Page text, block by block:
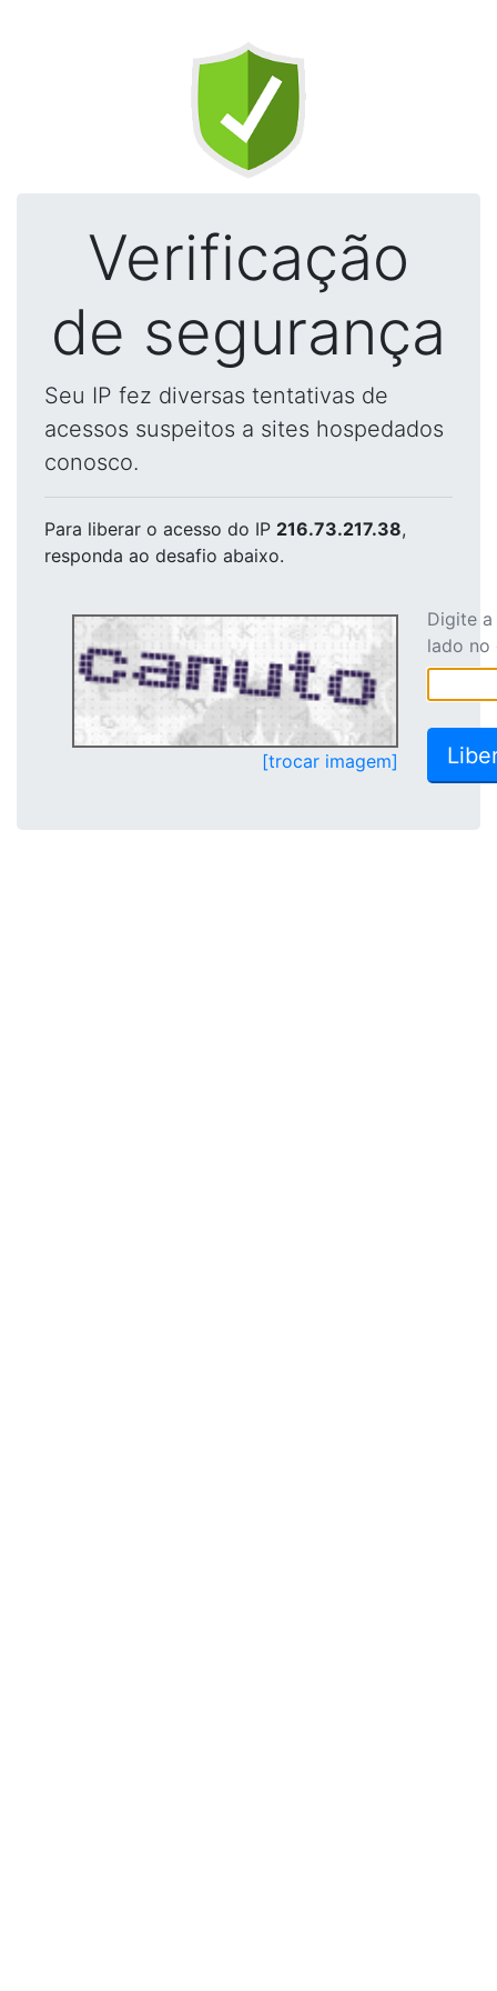
Verificação
de segurança
Seu IP fez diversas tentativas de
acessos suspeitos a sites hospedados
conosco.
Para liberar o acesso do IP 216.73.217.38,
responda ao desafio abaixo.
[trocar imagem]
Digite
lado no